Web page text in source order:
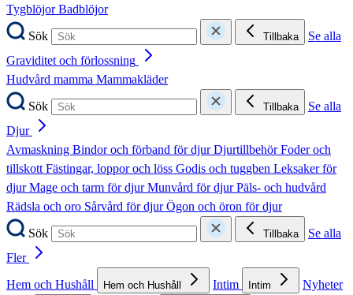
TygblöjorBadblöjor
Sök
Tillbaka
Se alla
Graviditet och förlossning
Hudvård mamma Mammakläder
Sök
Tillbaka
Se alla
Djur
Avmaskning Bindor och förband för djurDjurtillbehörFoder och
tillskottFästingar, loppor och löss Godis och tuggben Leksaker för
djurMage och tarm för djurMunvård för djurPäls- och hudvård
Rädsla och oro Sårvård för djurÖgon och öron för djur
Sök
Tillbaka
Se alla
Fler
Hem och Hushåll
Hem och Hushåll Intim Intim
Nyheter